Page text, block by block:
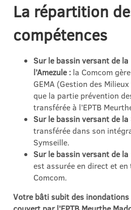
La répartition
compétences
Sur le bassin versant de la
l’Amezule : la Comcom
GEMA (Gestion des
que la partie prévention
transférée à l’EPTB
Sur le bassin versant de la
transférée dans son
Symseille.
Sur le bassin versant de
est assurée en direct et
Comcom.
Votre bâti subit des